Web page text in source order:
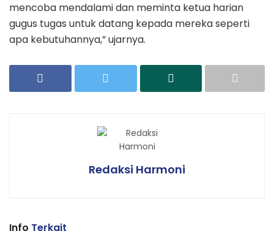
mencoba mendalami dan meminta ketua harian
gugus tugas untuk datang kepada mereka seperti
apa kebutuhannya,” ujarnya.
Redaksi Harmoni
Info Terkait